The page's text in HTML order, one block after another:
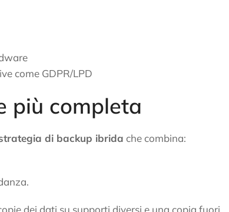
come GDPR/LPD
più completa
di backup ibrida che combina: